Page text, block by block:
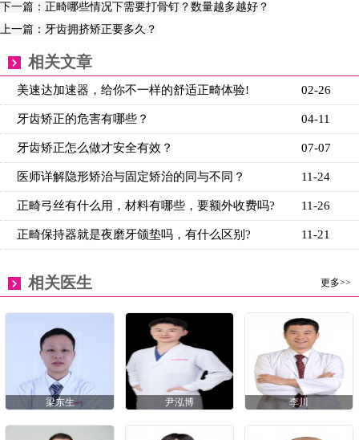
下一篇：正畸哪些情况下需要打骨钉？数量越多越好？
上一篇：牙齿拥挤矫正要多久？
相关文章
02-26
美速达加速器，给你不一样的舒适正畸体验!
04-11
牙齿矫正的危害有哪些？
07-07
牙齿矫正怎么做才安全有效？
11-24
医师详解隐形矫治与固定矫治的同与不同？
11-26
正畸弓丝有什么用，材料有哪些，要额外收费吗?
11-21
正畸保持器就是夜磨牙颌垫吗，有什么区别?
更多>>
相关医生
梁东生 尹泓博 李川